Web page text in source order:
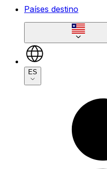
Países destino
ES